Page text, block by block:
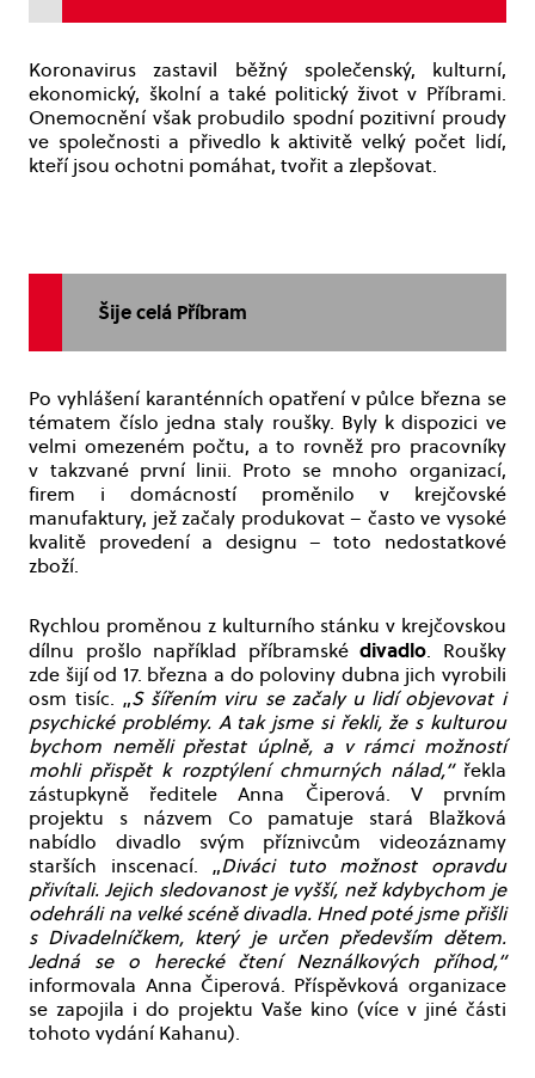
Koronavirus zastavil běžný společenský, kulturní,
ekonomický, školní a také politický život v Příbrami.
Onemocnění však probudilo spodní pozitivní proudy
ve společnosti a přivedlo k aktivitě velký počet lidí,
kteří jsou ochotni pomáhat, tvořit a zlepšovat.
Šije celá Příbram
Po vyhlášení karanténních opatření v půlce března se
tématem číslo jedna staly roušky. Byly k dispozici ve
velmi omezeném počtu, a to rovněž pro pracovníky
v takzvané první linii. Proto se mnoho organizací,
firem i domácností proměnilo v krejčovské
manufaktury, jež začaly produkovat – často ve vysoké
kvalitě provedení a designu – toto nedostatkové
zboží.
Rychlou proměnou z kulturního stánku v krejčovskou
dílnu prošlo například příbramskédivadlo. Roušky
zde šijí od 17. března a do poloviny dubna jich vyrobili
osm tisíc. „S šířením viru se začaly u lidí objevovat i
psychické problémy. A tak jsme si řekli, že s kulturou
bychom neměli přestat úplně, a v rámci možností
mohli přispět k rozptýlení chmurných nálad,“řekla
zástupkyně ředitele Anna Čiperová. V prvním
projektu s názvem Co pamatuje stará Blažková
nabídlo divadlo svým příznivcům videozáznamy
starších inscenací. „Diváci tuto možnost opravdu
přivítali. Jejich sledovanost je vyšší, než kdybychom je
odehráli na velké scéně divadla. Hned poté jsme přišli
s Divadelníčkem, který je určen především dětem.
Jedná se o herecké čtení Neználkových příhod,“
informovala Anna Čiperová. Příspěvková organizace
se zapojila i do projektu Vaše kino (více v jiné části
tohoto vydání Kahanu).